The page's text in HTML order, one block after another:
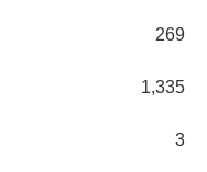
269
1,335
3